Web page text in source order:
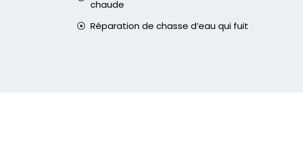
chaude
Réparation de chasse d’eau qui fuit